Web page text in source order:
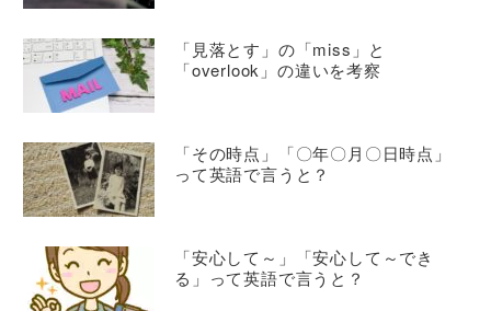
「見落とす」の「miss」と
「overlook」の違いを考察
「その時点」「〇年〇月〇日時点」
って英語で言うと？
「安心して～」「安心して～でき
る」って英語で言うと？